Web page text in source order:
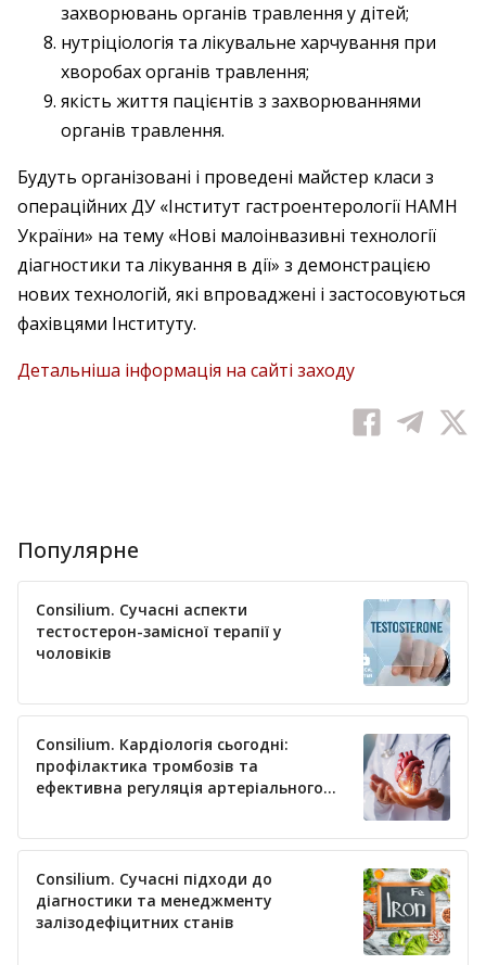
захворювань органів травлення у дітей;
нутріціологія та лікувальне харчування при
хворобах органів травлення;
якість життя пацієнтів з захворюваннями
органів травлення.
Будуть організовані і проведені майстер класи з
операційних ДУ «Інститут гастроентерології НАМН
України» на тему «Нові малоінвазивні технології
діагностики та лікування в дії» з демонстрацією
нових технологій, які впроваджені і застосовуються
фахівцями Інституту.
Детальніша інформація на сайті заходу
Популярне
Consilium. Сучасні аспекти
тестостерон-замісної терапії у
чоловіків
Consilium. Кардіологія сьогодні:
профілактика тромбозів та
ефективна регуляція артеріального
Consilium. Сучасні підходи до
діагностики та менеджменту
залізодефіцитних станів